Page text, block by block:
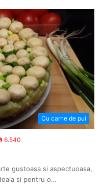
Cu carne de pui
6.540
gustoasa si aspectuoasa,
si pentru o…